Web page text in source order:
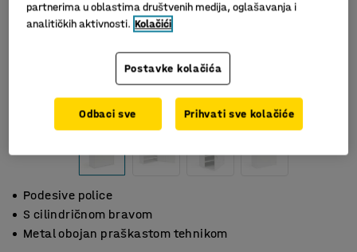
Podesive police
S cilindričnom bravom
Metal obojan praškastom tehnikom
partnerima u oblastima društvenih medija, oglašavanja i
analitičkih aktivnosti. Kolačići
Postavke kolačića
Odbaci sve Prihvati sve kolačiće